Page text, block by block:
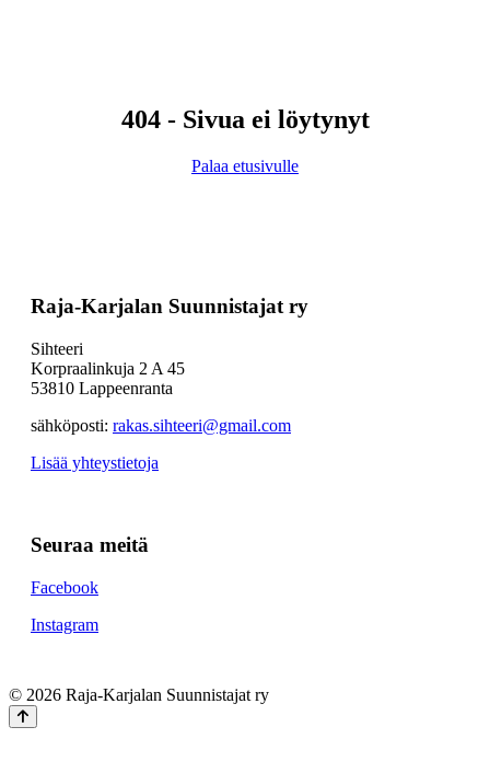
404 - Sivua ei löytynyt
Palaa etusivulle
Raja-Karjalan Suunnistajat ry
Sihteeri
Korpraalinkuja 2 A 45
53810 Lappeenranta
sähköposti: rakas.sihteeri@gmail.com
Lisää yhteystietoja
Seuraa meitä
Facebook
Instagram
© 2026 Raja-Karjalan Suunnistajat ry